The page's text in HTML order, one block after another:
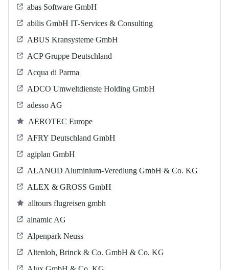
abas Software GmbH
abilis GmbH IT-Services & Consulting
ABUS Kransysteme GmbH
ACP Gruppe Deutschland
Acqua di Parma
ADCO Umweltdienste Holding GmbH
adesso AG
AEROTEC Europe
AFRY Deutschland GmbH
agiplan GmbH
ALANOD Aluminium-Veredlung GmbH & Co. KG
ALEX & GROSS GmbH
alltours flugreisen gmbh
alnamic AG
Alpenpark Neuss
Altenloh, Brinck & Co. GmbH & Co. KG